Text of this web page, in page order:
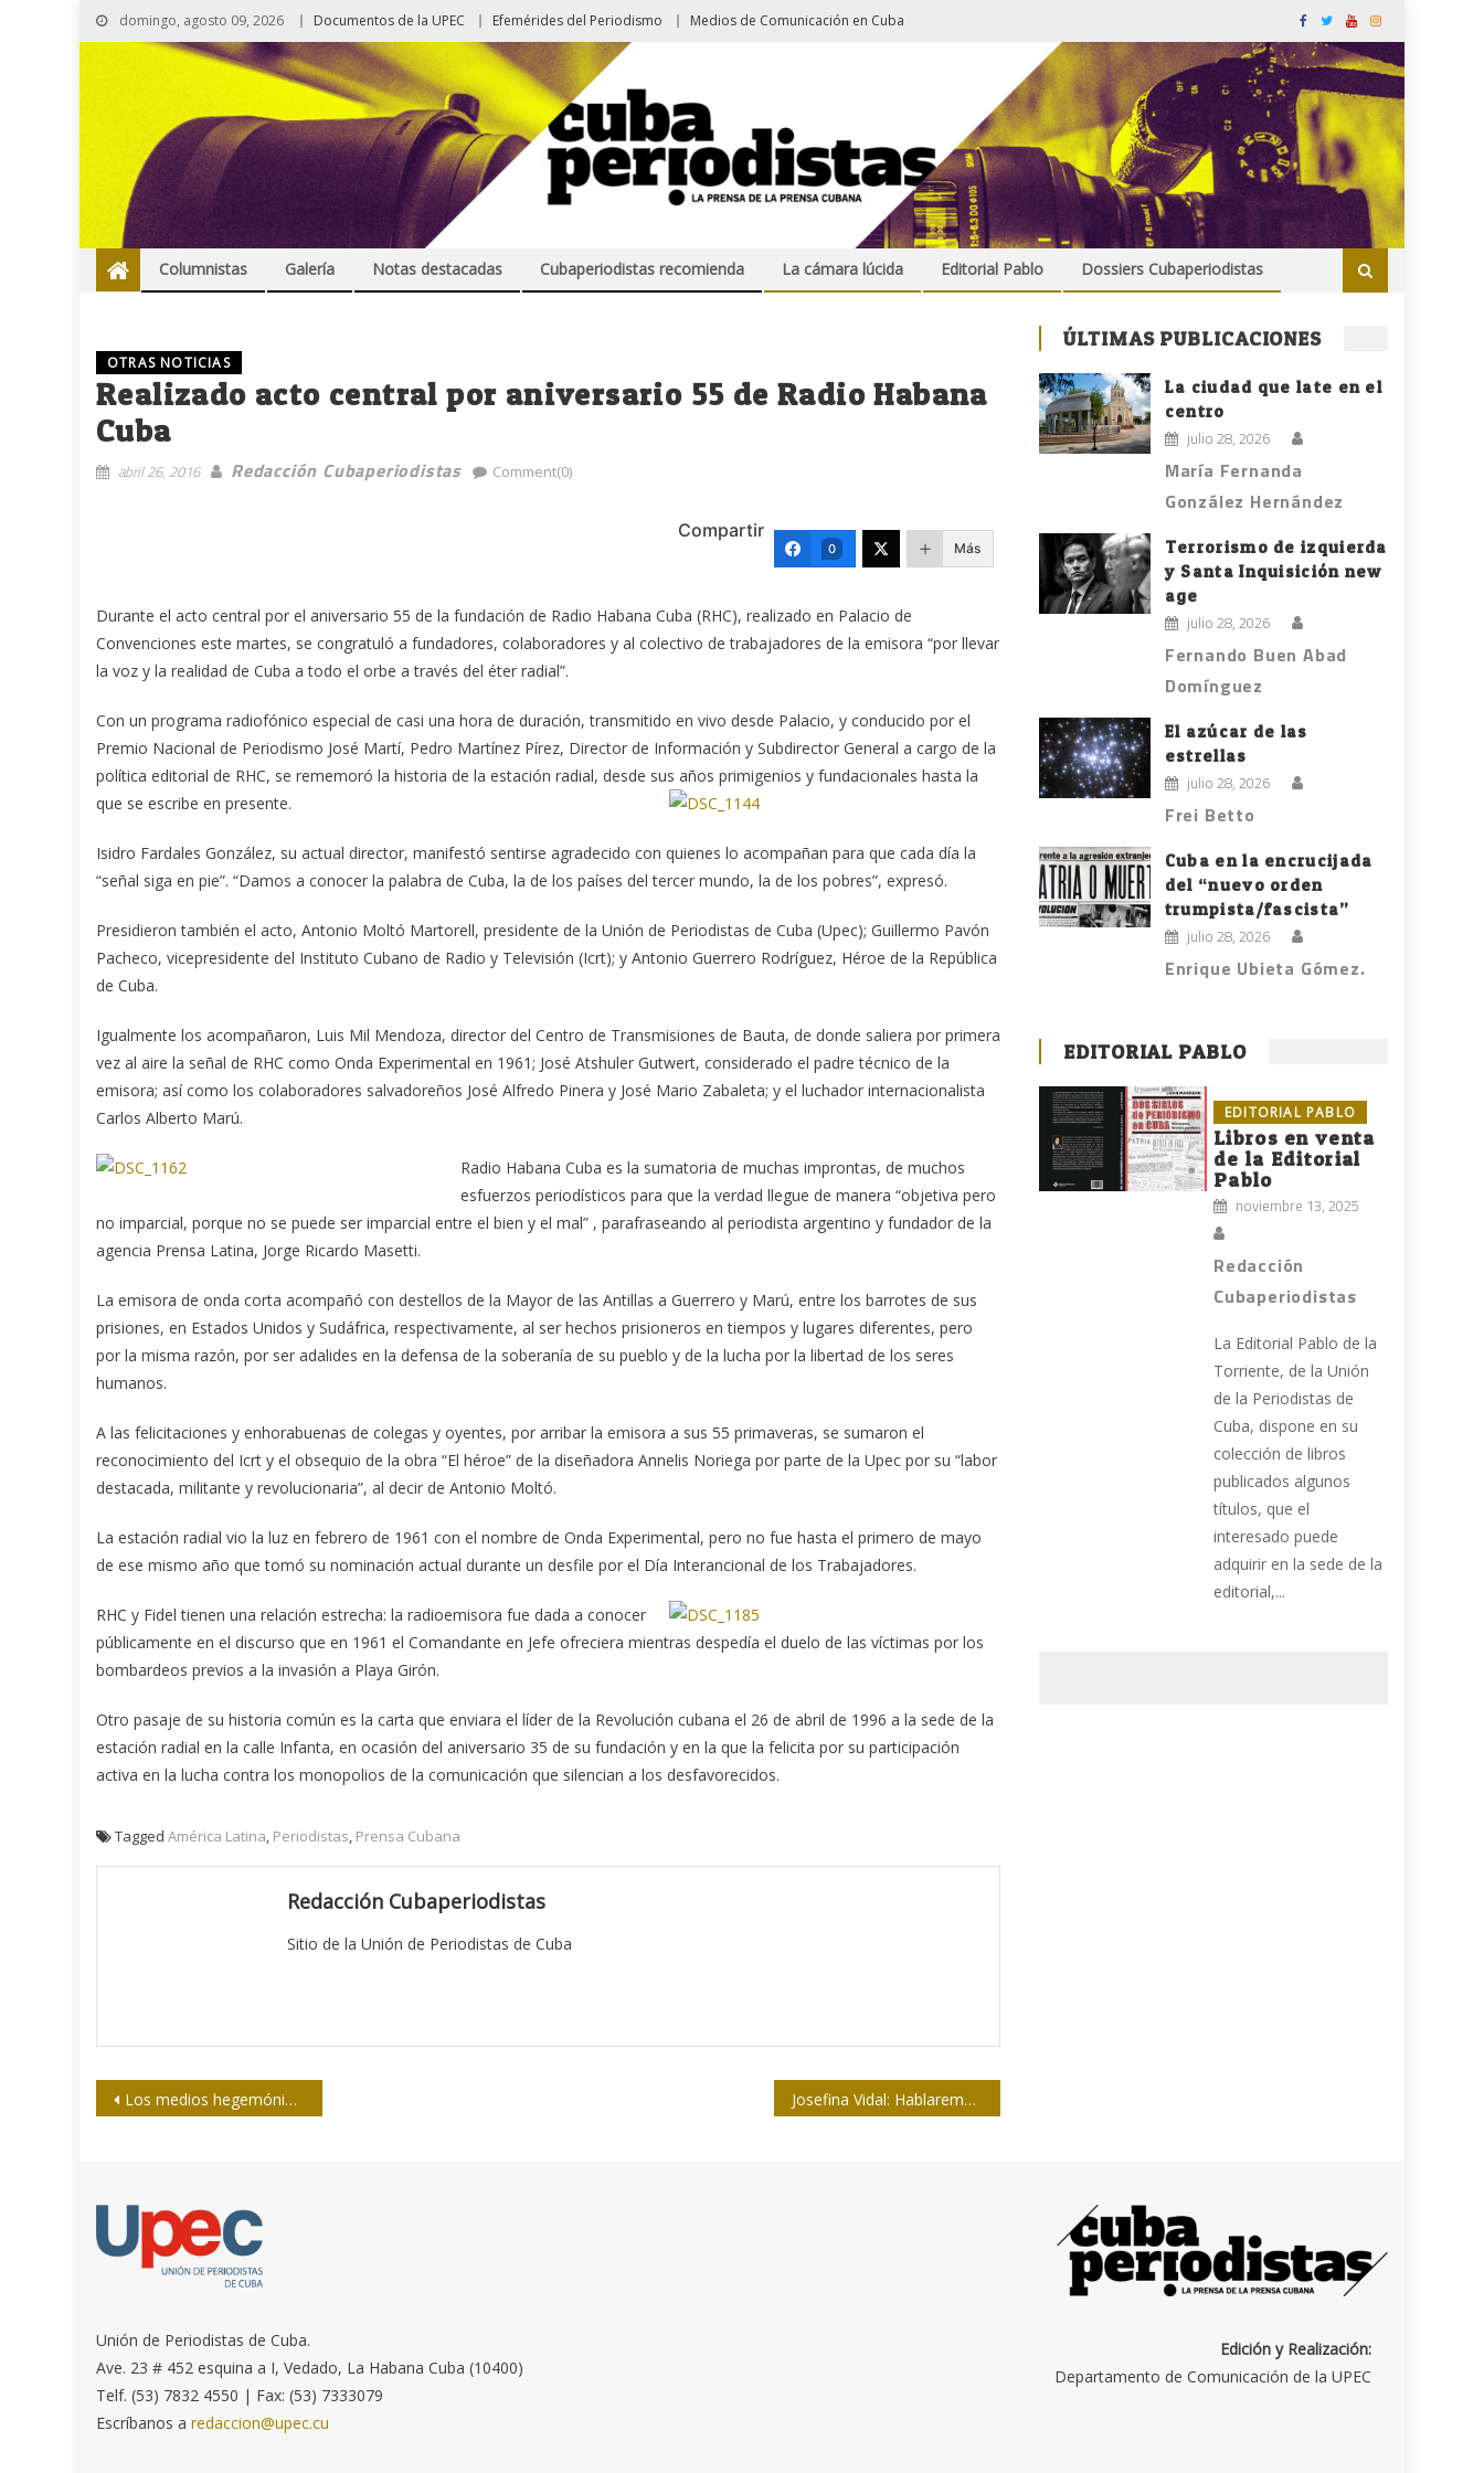
domingo, agosto 09, 2026 Documentos de la UPEC Efemérides del Periodismo Medios de Comunicación en Cuba
Columnistas Galería Notas destacadas Cubaperiodistas recomienda La cámara lúcida Editorial Pablo Dossiers Cubaperiodistas
OTRAS NOTICIAS
Realizado acto central por aniversario 55 de Radio Habana
Cuba
abril 26, 2016 Redacción Cubaperiodistas Comment(0)
Compartir
0 Más
Durante el acto central por el aniversario 55 de la fundación de Radio Habana Cuba (RHC), realizado en Palacio de
Convenciones este martes, se congratuló a fundadores, colaboradores y al colectivo de trabajadores de la emisora “por llevar
la voz y la realidad de Cuba a todo el orbe a través del éter radial”.
Con un programa radiofónico especial de casi una hora de duración, transmitido en vivo desde Palacio, y conducido por el
Premio Nacional de Periodismo José Martí, Pedro Martínez Pírez, Director de Información y Subdirector General a cargo de la
política editorial de RHC, se rememoró la historia de la estación radial, desde sus años primigenios y fundacionales hasta la
que se escribe en presente.
Isidro Fardales González, su actual director, manifestó sentirse agradecido con quienes lo acompañan para que cada día la
“señal siga en pie”. “Damos a conocer la palabra de Cuba, la de los países del tercer mundo, la de los pobres”, expresó.
Presidieron también el acto, Antonio Moltó Martorell, presidente de la Unión de Periodistas de Cuba (Upec); Guillermo Pavón
Pacheco, vicepresidente del Instituto Cubano de Radio y Televisión (Icrt); y Antonio Guerrero Rodríguez, Héroe de la República
de Cuba.
Igualmente los acompañaron, Luis Mil Mendoza, director del Centro de Transmisiones de Bauta, de donde saliera por primera
vez al aire la señal de RHC como Onda Experimental en 1961; José Atshuler Gutwert, considerado el padre técnico de la
emisora; así como los colaboradores salvadoreños José Alfredo Pinera y José Mario Zabaleta; y el luchador internacionalista
Carlos Alberto Marú.
Radio Habana Cuba es la sumatoria de muchas improntas, de muchos
esfuerzos periodísticos para que la verdad llegue de manera “objetiva pero
no imparcial, porque no se puede ser imparcial entre el bien y el mal” , parafraseando al periodista argentino y fundador de la
agencia Prensa Latina, Jorge Ricardo Masetti.
La emisora de onda corta acompañó con destellos de la Mayor de las Antillas a Guerrero y Marú, entre los barrotes de sus
prisiones, en Estados Unidos y Sudáfrica, respectivamente, al ser hechos prisioneros en tiempos y lugares diferentes, pero
por la misma razón, por ser adalides en la defensa de la soberanía de su pueblo y de la lucha por la libertad de los seres
humanos.
A las felicitaciones y enhorabuenas de colegas y oyentes, por arribar la emisora a sus 55 primaveras, se sumaron el
reconocimiento del Icrt y el obsequio de la obra “El héroe” de la diseñadora Annelis Noriega por parte de la Upec por su “labor
destacada, militante y revolucionaria”, al decir de Antonio Moltó.
La estación radial vio la luz en febrero de 1961 con el nombre de Onda Experimental, pero no fue hasta el primero de mayo
de ese mismo año que tomó su nominación actual durante un desfile por el Día Interancional de los Trabajadores.
RHC y Fidel tienen una relación estrecha: la radioemisora fue dada a conocer
públicamente en el discurso que en 1961 el Comandante en Jefe ofreciera mientras despedía el duelo de las víctimas por los
bombardeos previos a la invasión a Playa Girón.
Otro pasaje de su historia común es la carta que enviara el líder de la Revolución cubana el 26 de abril de 1996 a la sede de la
estación radial en la calle Infanta, en ocasión del aniversario 35 de su fundación y en la que la felicita por su participación
activa en la lucha contra los monopolios de la comunicación que silencian a los desfavorecidos.
Tagged América Latina, Periodistas, Prensa Cubana
Redacción Cubaperiodistas
Sitio de la Unión de Periodistas de Cuba
Navegación
Los medios hegemónicos desvirtúan la realidad cubana Josefina Vidal: Hablaremos con EEUU de todo, pero no negociaremos nuestra soberanía
ÚLTIMAS PUBLICACIONES
La ciudad que late en el
centro
julio 28, 2026
María Fernanda
González Hernández
Terrorismo de izquierda
y Santa Inquisición new
age
julio 28, 2026
Fernando Buen Abad
Domínguez
El azúcar de las
estrellas
julio 28, 2026
Frei Betto
Cuba en la encrucijada
del “nuevo orden
trumpista/fascista”
julio 28, 2026
Enrique Ubieta Gómez.
EDITORIAL PABLO
EDITORIAL PABLO
Libros en venta
de la Editorial
Pablo
noviembre 13, 2025
Redacción
Cubaperiodistas
La Editorial Pablo de la
Torriente, de la Unión
de la Periodistas de
Cuba, dispone en su
colección de libros
publicados algunos
títulos, que el
interesado puede
adquirir en la sede de la
editorial,...
Unión de Periodistas de Cuba.
Ave. 23 # 452 esquina a I, Vedado, La Habana Cuba (10400)
Telf. (53) 7832 4550 | Fax: (53) 7333079
Escríbanos aredaccion@upec.cu
Edición y Realización:
Departamento de Comunicación de la UPEC